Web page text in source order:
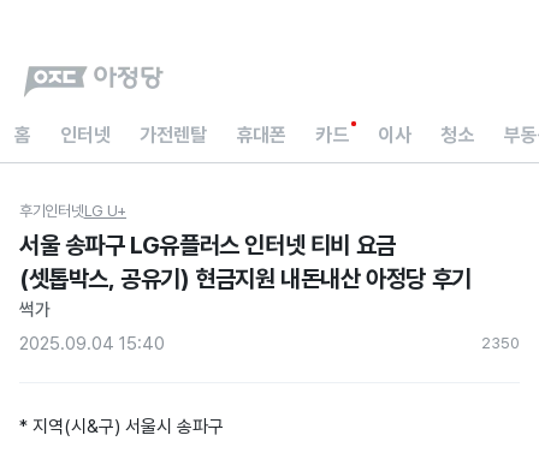
홈 인터넷 가전렌탈 휴대폰 카드 이사 청소 부
후기 인터넷LG U+
서울 송파구 LG유플러스 인터넷 티비 요금
(셋톱박스, 공유기) 현금지원 내돈내산 아정당 후기
썩가
2025.09.04 15:40
2350
* 지역(시&구) 서울시 송파구